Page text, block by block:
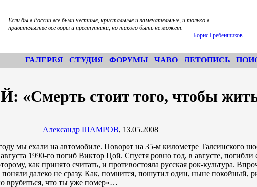
Если бы в России все были честные, кристальные и замечательные, и только в
правительстве все воры и преступники, но такого быть не может.
Борис Гребенщиков
ГАЛЕРЕЯ СТУДИЯ ФОРУМЫ ЧАВО ЛЕТОПИСЬ
«Смерть стоит того, чтобы
Александр ШАМРОВ, 13.05.2008
мы ехали на автомобиле. Поворот на 35-м километре Талсинского
августа 1990-го погиб Виктор Цой. Спустя ровно год, в августе, погибли
как принято считать, и противостояла русская рок-культура.
поняли далеко не сразу. Как, помнится, пошутил один, ныне покойный,
врубиться, что ты уже помер»…